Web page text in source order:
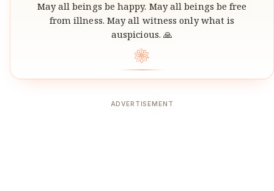
May all beings be happy. May all beings be free
from illness. May all witness only what is
auspicious. 🙏
❀
ADVERTISEMENT